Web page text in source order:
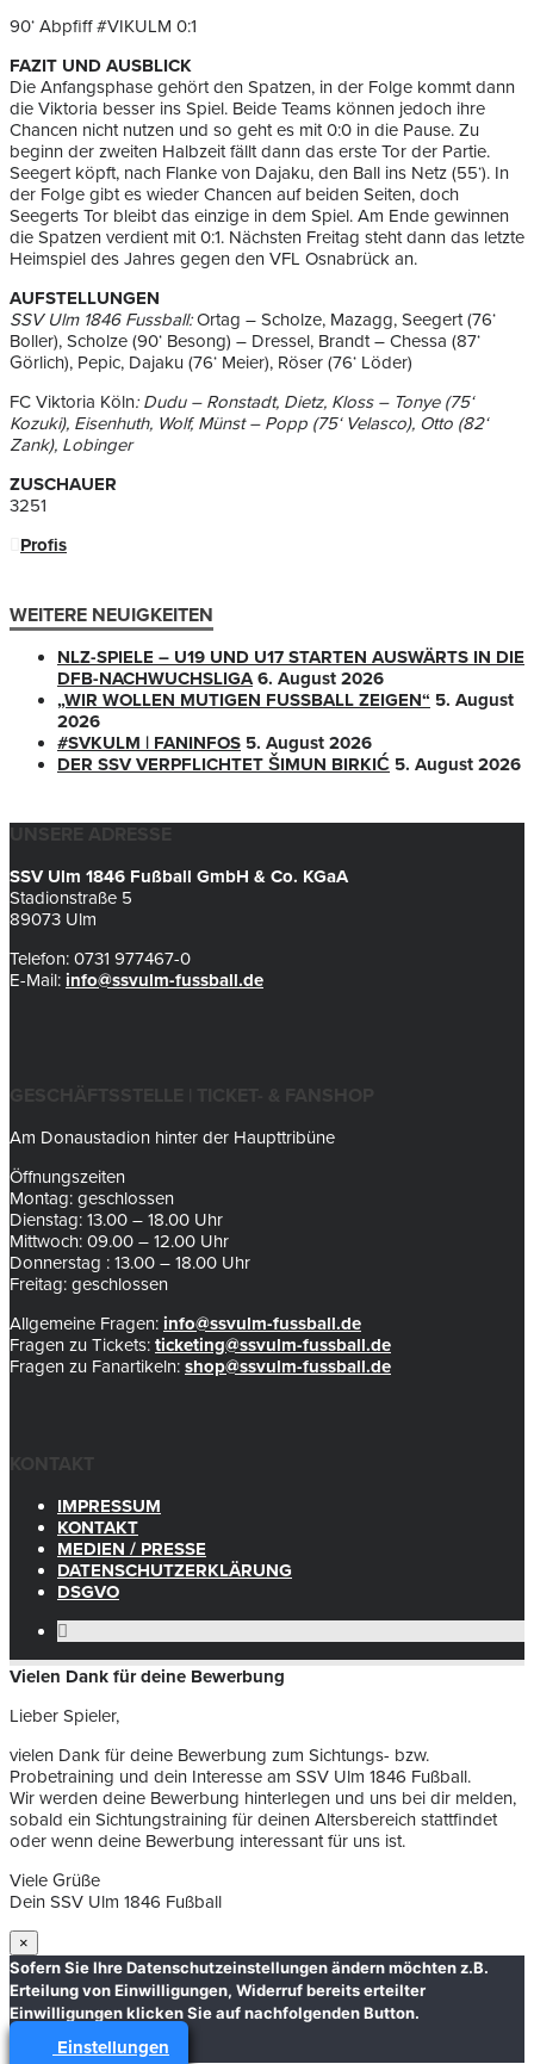
90‘ Abpfiff #VIKULM 0:1
FAZIT UND AUSBLICK
Die Anfangsphase gehört den Spatzen, in der Folge kommt dann
die Viktoria besser ins Spiel. Beide Teams können jedoch ihre
Chancen nicht nutzen und so geht es mit 0:0 in die Pause. Zu
beginn der zweiten Halbzeit fällt dann das erste Tor der Partie.
Seegert köpft, nach Flanke von Dajaku, den Ball ins Netz (55‘). In
der Folge gibt es wieder Chancen auf beiden Seiten, doch
Seegerts Tor bleibt das einzige in dem Spiel. Am Ende gewinnen
die Spatzen verdient mit 0:1. Nächsten Freitag steht dann das letzte
Heimspiel des Jahres gegen den VFL Osnabrück an.
AUFSTELLUNGEN
SSV Ulm 1846 Fussball:Ortag – Scholze, Mazagg, Seegert (76‘
Boller), Scholze (90‘ Besong) – Dressel, Brandt – Chessa (87‘
Görlich), Pepic, Dajaku (76‘ Meier), Röser (76‘ Löder)
FC Viktoria Köln: Dudu – Ronstadt, Dietz, Kloss – Tonye (75‘
Kozuki), Eisenhuth, Wolf, Münst – Popp (75‘ Velasco), Otto (82‘
Zank), Lobinger
ZUSCHAUER
3251
Profis
WEITERE NEUIGKEITEN
NLZ-SPIELE – U19 UND U17 STARTEN AUSWÄRTS IN DIE
DFB-NACHWUCHSLIGA 6. August 2026
„WIR WOLLEN MUTIGEN FUSSBALL ZEIGEN“
5. August
2026
#SVKULM | FANINFOS 5. August 2026
DER SSV VERPFLICHTET ŠIMUN BIRKIĆ 5. August 2026
UNSERE ADRESSE
SSV Ulm 1846 Fußball GmbH & Co. KGaA
Stadionstraße 5
89073 Ulm
Telefon: 0731 977467-0
E-Mail: info@ssvulm-fussball.de
GESCHÄFTSSTELLE | TICKET- & FANSHOP
Am Donaustadion hinter der Haupttribüne
Öffnungszeiten
Montag: geschlossen
Dienstag: 13.00 – 18.00 Uhr
Mittwoch: 09.00 – 12.00 Uhr
Donnerstag : 13.00 – 18.00 Uhr
Freitag: geschlossen
Allgemeine Fragen: info@ssvulm-fussball.de
Fragen zu Tickets: ticketing@ssvulm-fussball.de
Fragen zu Fanartikeln: shop@ssvulm-fussball.de
KONTAKT
IMPRESSUM
KONTAKT
MEDIEN / PRESSE
DATENSCHUTZERKLÄRUNG
DSGVO
Vielen Dank für deine Bewerbung
Lieber Spieler,
vielen Dank für deine Bewerbung zum Sichtungs- bzw.
Probetraining und dein Interesse am SSV Ulm 1846 Fußball.
Wir werden deine Bewerbung hinterlegen und uns bei dir melden,
sobald ein Sichtungstraining für deinen Altersbereich stattfindet
oder wenn deine Bewerbung interessant für uns ist.
Viele Grüße
Dein SSV Ulm 1846 Fußball
×
Sofern Sie Ihre Datenschutzeinstellungen ändern möchten z.B.
Erteilung von Einwilligungen, Widerruf bereits erteilter
Einwilligungen klicken Sie auf nachfolgenden Button.
Einstellungen